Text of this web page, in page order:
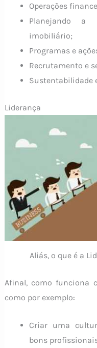
Operações
Planejando a
imobiliário;
Programas e
Recrutamento e
Sustentabilidade
Liderança
Aliás, o que é a
Afinal, como funciona
como por exemplo:
Criar uma
bons